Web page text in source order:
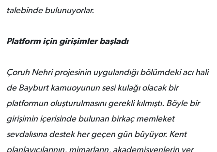
talebinde bulunuyorlar.
Platform için girişimler başladı
Çoruh Nehri projesinin uygulandığı bölümdeki acı hali
de Bayburt kamuoyunun sesi kulağı olacak bir
platformun oluşturulmasını gerekli kılmıştı. Böyle bir
girişimin içerisinde bulunan birkaç memleket
sevdalısına destek her geçen gün büyüyor. Kent
planlayıcılarının, mimarların, akademisyenlerin yer